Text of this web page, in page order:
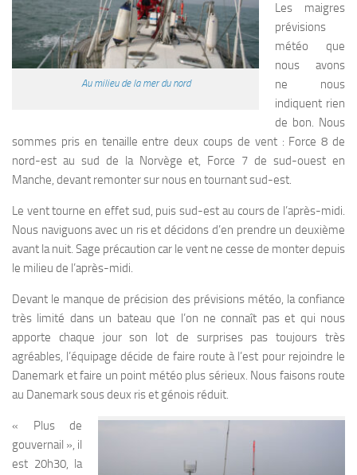
Au milieu de la mer du nord
Les maigres
prévisions
météo que
nous avons
ne nous
indiquent rien
de bon. Nous
sommes pris en tenaille entre deux coups de vent : Force 8 de
nord-est au sud de la Norvège et, Force 7 de sud-ouest en
Manche, devant remonter sur nous en tournant sud-est.
Le vent tourne en effet sud, puis sud-est au cours de l’après-midi.
Nous naviguons avec un ris et décidons d’en prendre un deuxième
avant la nuit. Sage précaution car le vent ne cesse de monter depuis
le milieu de l’après-midi.
Devant le manque de précision des prévisions météo, la confiance
très limité dans un bateau que l’on ne connaît pas et qui nous
apporte chaque jour son lot de surprises pas toujours très
agréables, l’équipage décide de faire route à l’est pour rejoindre le
Danemark et faire un point météo plus sérieux. Nous faisons route
au Danemark sous deux ris et génois réduit.
« Plus de
gouvernail », il
est 20h30, la